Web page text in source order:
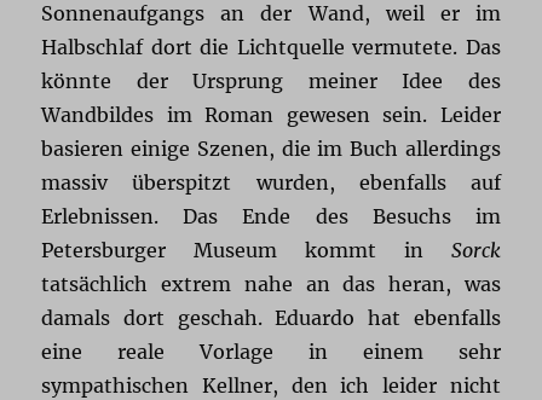
Sonnenaufgangs an der Wand, weil er im
Halbschlaf dort die Lichtquelle vermutete. Das
könnte der Ursprung meiner Idee des
Wandbildes im Roman gewesen sein. Leider
basieren einige Szenen, die im Buch allerdings
massiv überspitzt wurden, ebenfalls auf
Erlebnissen. Das Ende des Besuchs im
Petersburger Museum kommt in Sorck
tatsächlich extrem nahe an das heran, was
damals dort geschah. Eduardo hat ebenfalls
eine reale Vorlage in einem sehr
sympathischen Kellner, den ich leider nicht